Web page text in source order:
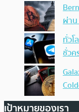
ผ่าน
ทั่วโ
ชั่วค
เป้าหมายของเรา